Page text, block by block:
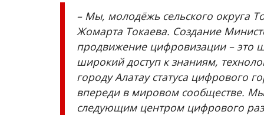
– Мы, молодёжь сельского округа
Жомарта Токаева. Создание
продвижение цифровизации – это
широкий доступ к знаниям,
городу Алатау статуса цифрового
впереди в мировом сообществе.
следующим центром цифрового